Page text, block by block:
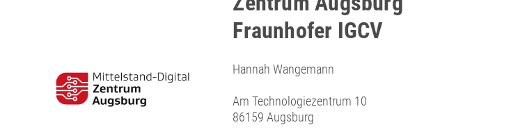
Fraunhofer IGCV
Hannah Wangemann
Am Technologiezentrum 10
86159 Augsburg